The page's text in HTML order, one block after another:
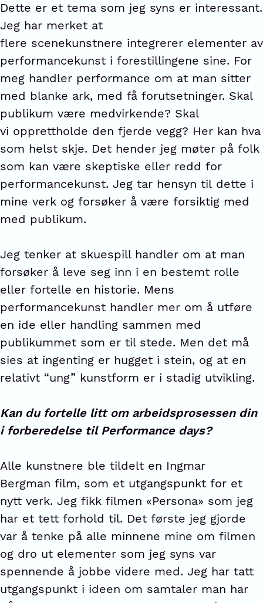
Dette er et tema som jeg syns er interessant.
Jeg har merket at
flere scenekunstnere integrerer elementer av
performancekunst i forestillingene sine. For
meg handler performance om at man sitter
med blanke ark, med få forutsetninger. Skal
publikum være medvirkende? Skal
vi opprettholde den fjerde vegg? Her kan hva
som helst skje. Det hender jeg møter på folk
som kan være skeptiske eller redd for
performancekunst. Jeg tar hensyn til dette i
mine verk og forsøker å være forsiktig med
med publikum.
Jeg tenker at skuespill handler om at man
forsøker å leve seg inn i en bestemt rolle
eller fortelle en historie. Mens
performancekunst handler mer om å utføre
en ide eller handling sammen med
publikummet som er til stede. Men det må
sies at ingenting er hugget i stein, og at en
relativt “ung” kunstform er i stadig utvikling.
Kan du fortelle litt om arbeidsprosessen din
i forberedelse til Performance days?
Alle kunstnere ble tildelt en Ingmar
Bergman film, som et utgangspunkt for et
nytt verk. Jeg fikk filmen «Persona» som jeg
har et tett forhold til. Det første jeg gjorde
var å tenke på alle minnene mine om filmen
og dro ut elementer som jeg syns var
spennende å jobbe videre med. Jeg har tatt
utgangspunkt i ideen om samtaler man har